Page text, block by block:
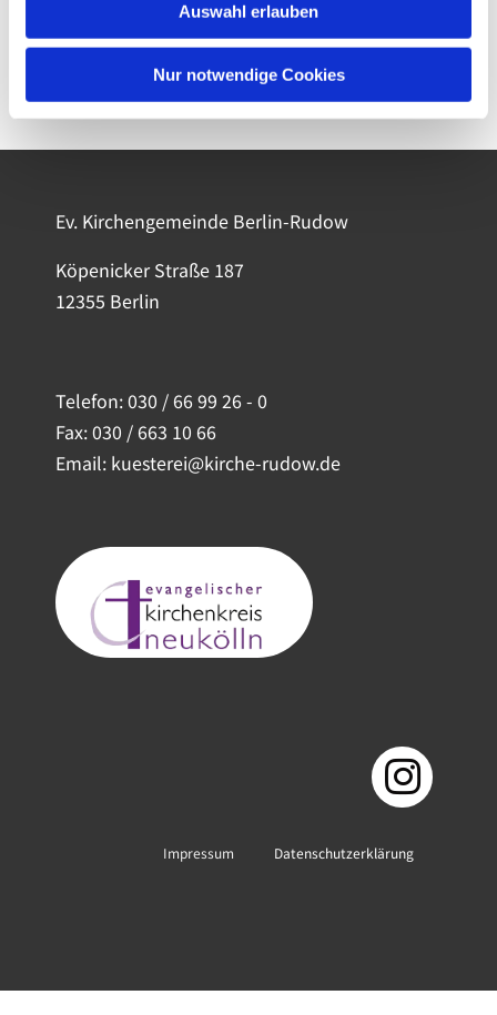
Auswahl erlauben
Nur notwendige Cookies
Ev. Kirchengemeinde Berlin-Rudow
Köpenicker Straße 187
12355 Berlin
Telefon:030 / 66 99 26 - 0
Fax: 030 / 663 10 66
Email: kuesterei@kirche-rudow.de
Impressum Datenschutzerklärung